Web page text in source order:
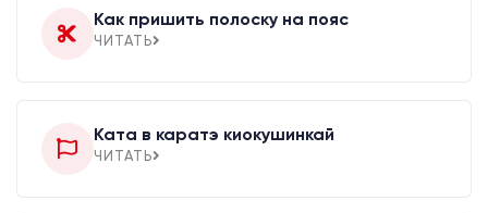
Как пришить полоску на пояс
ЧИТАТЬ
Ката в каратэ киокушинкай
ЧИТАТЬ